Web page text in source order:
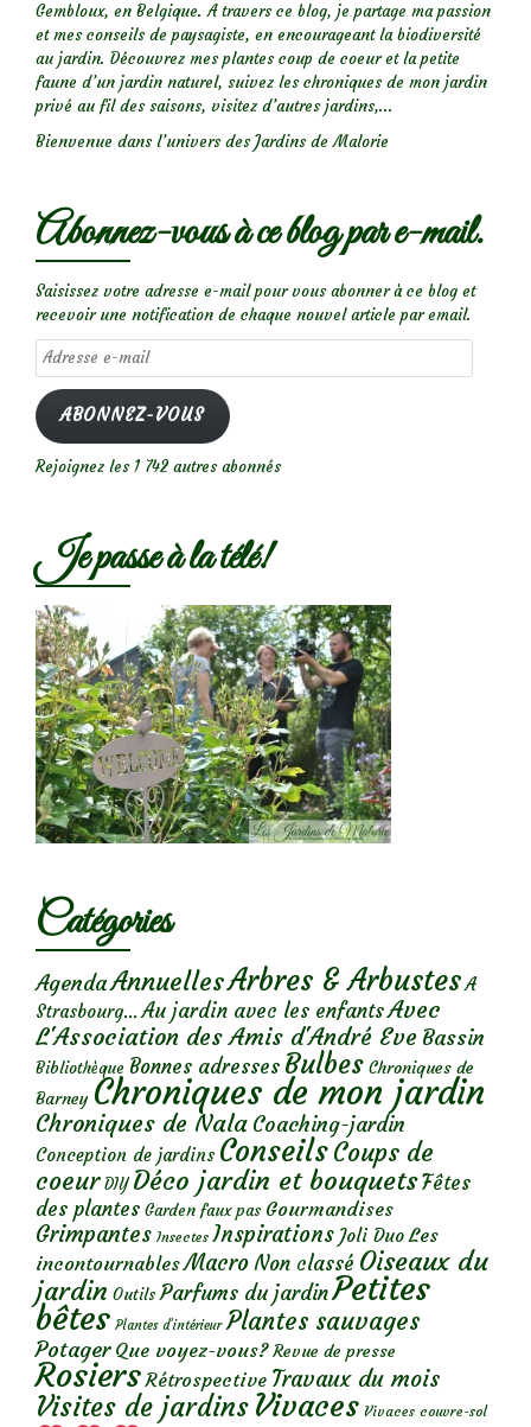
Gembloux, en Belgique. A travers ce blog, je partage ma passion
et mes conseils de paysagiste, en encourageant la biodiversité
au jardin. Découvrez mes plantes coup de coeur et la petite
faune d’un jardin naturel, suivez les chroniques de mon jardin
privé au fil des saisons, visitez d’autres jardins,...
Bienvenue dans l’univers des Jardins de Malorie
Abonnez-vous à ce blog par e-mail.
Saisissez votre adresse e-mail pour vous abonner à ce blog et
recevoir une notification de chaque nouvel article par email.
Adresse
e-
mail
ABONNEZ-VOUS
Rejoignez les 1 742 autres abonnés
Je passe à la télé!
Catégories
AgendaAnnuellesArbres & Arbustes A
Strasbourg... Au jardin avec les enfantsAvec
L'Association des Amis d'André Eve Bassin
Bibliothèque Bonnes adresses Bulbes Chroniques de
Barney Chroniques de mon jardin
Chroniques de Nala Coaching-jardin
Conception de jardins ConseilsCoups de
coeur DIY Déco jardin et bouquetsFêtes
des plantes Garden faux pas Gourmandises
Grimpantes Insectes Inspirations Joli Duo Les
incontournables Macro Non classé Oiseaux du
jardin Outils Parfums du jardinPetites
bêtes Plantes d’intérieur Plantes sauvages
Potager Que voyez-vous? Revue de presse
Rosiers Rétrospective Travaux du mois
Visites de jardins Vivaces Vivaces couvre-sol